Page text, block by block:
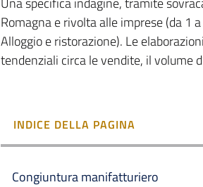
Romagna e rivolta alle imprese (da 1
Alloggio e ristorazione). Le
tendenziali circa le vendite, il volume
INDICE DELLA PAGINA
Congiuntura manifatturiero